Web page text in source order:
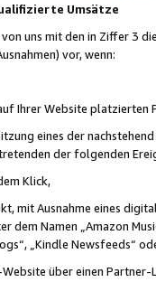
Umsätze
von uns mit den in Ziffer 3
vor, wenn:
Ihrer Website
eines der
der folgenden
Klick,
mit Ausnahme eines
Namen „Amazon
„Kindle Newsfeeds“
über einen Partner-